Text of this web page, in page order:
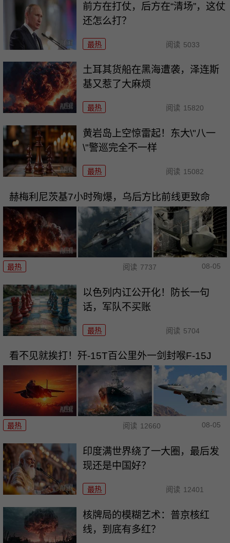
前方在打仗，后方在“清场”，这仗
还怎么打？
最热 阅读 5033
土耳其货船在黑海遭袭，泽连斯
基又惹了大麻烦
最热 阅读 15820
黄岩岛上空惊雷起！东大\"八一
\"警巡完全不一样
最热 阅读 15082
赫梅利尼茨基7小时殉爆，乌后方比前线更致命
最热 阅读 7737 08-05
以色列内讧公开化！防长一句
话，军队不买账
最热 阅读 5704
看不见就挨打！歼-15T百公里外一剑封喉F-15J
最热 阅读 12660 08-05
印度满世界绕了一大圈，最后发
现还是中国好？
最热 阅读 12401
核牌局的模糊艺术：普京核红
线，到底有多红？